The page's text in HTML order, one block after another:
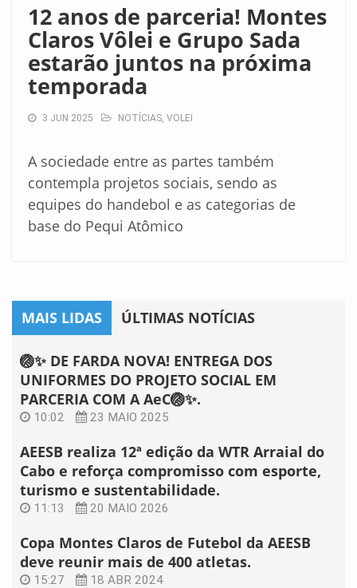
12 anos de parceria! Montes
Claros Vôlei e Grupo Sada
estarão juntos na próxima
temporada
3 JUN 2025 NOTÍCIAS, VOLEI
A sociedade entre as partes também
contempla projetos sociais, sendo as
equipes do handebol e as categorias de
base do Pequi Atômico
MAIS LIDAS ÚLTIMAS NOTÍCIAS
🏐✨ DE FARDA NOVA! ENTREGA DOS
UNIFORMES DO PROJETO SOCIAL EM
PARCERIA COM A AeC🏐✨.
10:02 23 MAIO 2025
AEESB realiza 12ª edição da WTR Arraial do
Cabo e reforça compromisso com esporte,
turismo e sustentabilidade.
11:13 20 MAIO 2026
Copa Montes Claros de Futebol da AEESB
deve reunir mais de 400 atletas.
15:27 18 ABR 2024